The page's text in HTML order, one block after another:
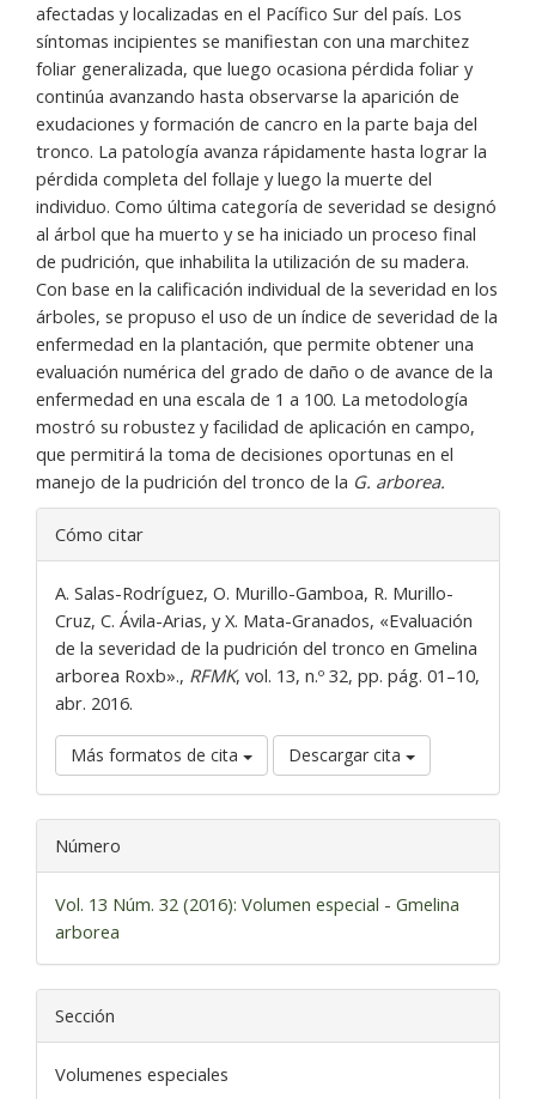
afectadas y localizadas en el Pacífico Sur del país. Los
síntomas incipientes se manifiestan con una marchitez
foliar generalizada, que luego ocasiona pérdida foliar y
continúa avanzando hasta observarse la aparición de
exudaciones y formación de cancro en la parte baja del
tronco. La patología avanza rápidamente hasta lograr la
pérdida completa del follaje y luego la muerte del
individuo. Como última categoría de severidad se designó
al árbol que ha muerto y se ha iniciado un proceso final
de pudrición, que inhabilita la utilización de su madera.
Con base en la calificación individual de la severidad en los
árboles, se propuso el uso de un índice de severidad de la
enfermedad en la plantación, que permite obtener una
evaluación numérica del grado de daño o de avance de la
enfermedad en una escala de 1 a 100. La metodología
mostró su robustez y facilidad de aplicación en campo,
que permitirá la toma de decisiones oportunas en el
manejo de la pudrición del tronco de la G. arborea.
Detalles
del
artículo
Cómo citar
A. Salas-Rodríguez, O. Murillo-Gamboa, R. Murillo-
Cruz, C. Ávila-Arias, y X. Mata-Granados, «Evaluación
de la severidad de la pudrición del tronco en Gmelina
arborea Roxb»., RFMK, vol. 13, n.º 32, pp. pág. 01–10,
abr. 2016.
Más formatos de cita Descargar cita
Número
Vol. 13 Núm. 32 (2016): Volumen especial - Gmelina
arborea
Sección
Volumenes especiales